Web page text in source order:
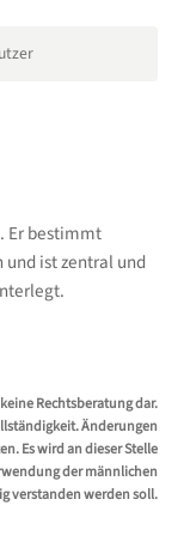
Er bestimmt
ist zentral und
Rechtsberatung dar.
Änderungen
Es wird an dieser Stelle
der männlichen
verstanden werden soll.